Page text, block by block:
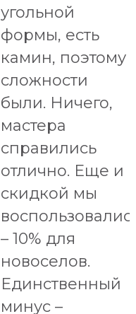
угольной
формы, есть
камин, поэтому
сложности
были. Ничего,
мастера
справились
отлично. Еще и
скидкой мы
– 10% для
новоселов.
Единственный
минус –